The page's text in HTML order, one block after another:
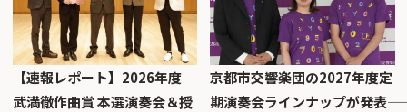
【速報レポート】2026年度
武満徹作曲賞 本選演奏会＆授
京都市交響楽団の2027年度定
期演奏会ラインナップが発表――